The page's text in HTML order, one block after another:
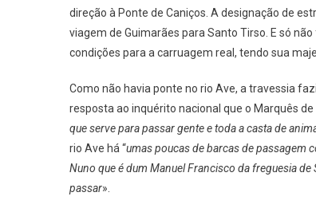
direção à Ponte de Caniços. A designação de
viagem de Guimarães para Santo Tirso. E só
condições para a carruagem real, tendo sua
Como não havia ponte no rio Ave, a travessia
resposta ao inquérito nacional que o Marquês
que serve para passar gente e toda a casta de
rio Ave há “umas poucas de barcas de passagem
Nuno que é dum Manuel Francisco da freguesia
passar».